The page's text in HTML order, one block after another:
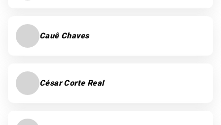
Cauê Chaves
César Corte Real